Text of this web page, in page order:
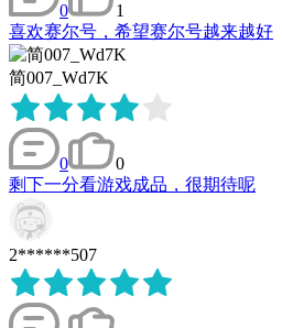
0
1
喜欢赛尔号，希望赛尔号越来越好
简007_Wd7K
0
0
剩下一分看游戏成品，很期待呢
2******507